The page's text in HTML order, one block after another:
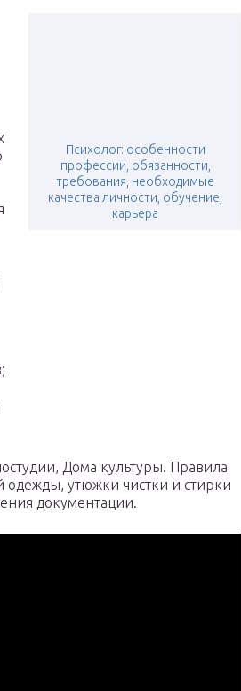
Психолог: особенности
профессии, обязанности,
требования, необходимые
качества личности, обучение,
карьера
Дома культуры. Правила
одежды, утюжки чистки и стирки
документации.